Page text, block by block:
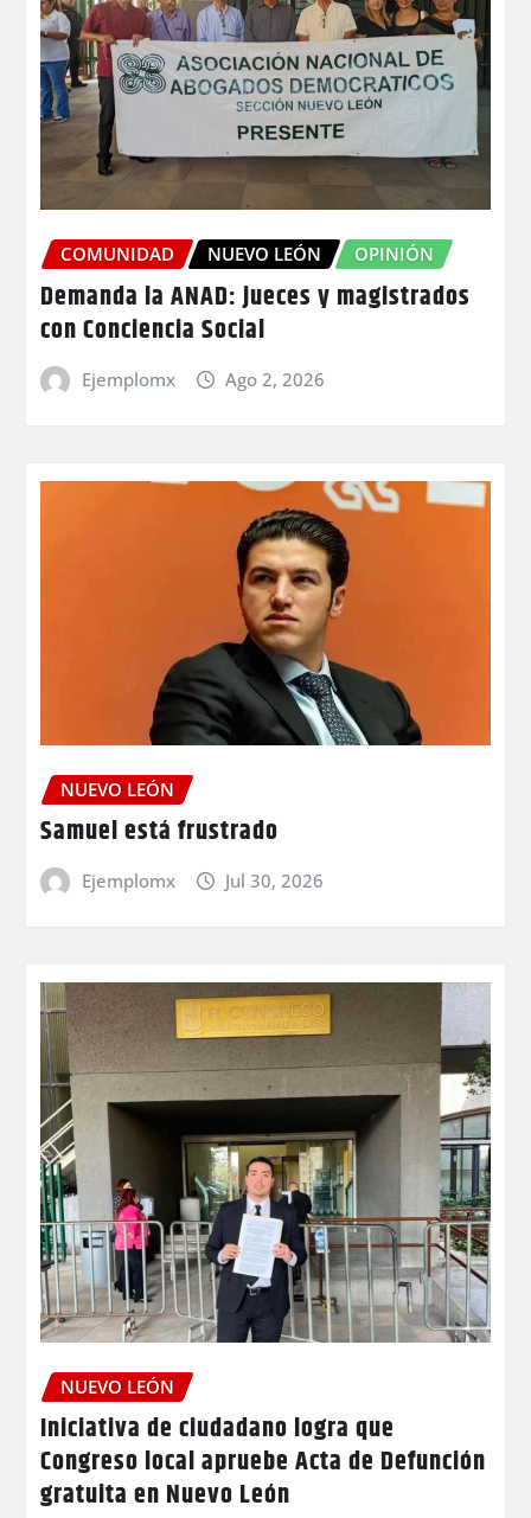
COMUNIDAD NUEVO LEÓN OPINIÓN
Demanda la ANAD: jueces y magistrados
con Conciencia Social
Ejemplomx Ago 2, 2026
NUEVO LEÓN
Samuel está frustrado
Ejemplomx Jul 30, 2026
NUEVO LEÓN
Iniciativa de ciudadano logra que
Congreso local apruebe Acta de Defunción
gratuita en Nuevo León